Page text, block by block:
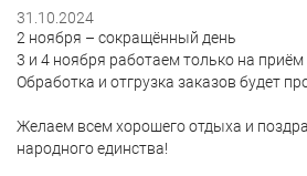
31.10.2024
2 ноября – сокращённый день
3 и 4 ноября работаем только на приём
Обработка и отгрузка заказов будет
Желаем всем хорошего отдыха и
народного единства!